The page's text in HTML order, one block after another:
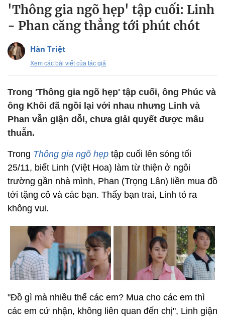
'Thông gia ngõ hẹp' tập cuối: Linh
- Phan căng thẳng tới phút chót
Hàn Triệt
Xem các bài viết của tác giả
Trong 'Thông gia ngõ hẹp' tập cuối, ông Phúc và
ông Khôi đã ngồi lại với nhau nhưng Linh và
Phan vẫn giận dỗi, chưa giải quyết được mâu
thuẫn.
Trong Thông gia ngõ hẹp tập cuối lên sóng tối
25/11, biết Linh (Việt Hoa) làm từ thiện ở ngôi
trường gần nhà mình, Phan (Trọng Lân) liền mua đồ
tới tặng cô và các bạn. Thấy bạn trai, Linh tỏ ra
không vui.
"Đồ gì mà nhiều thế các em? Mua cho các em thì
các em cứ nhận, không liên quan đến chị", Linh giận